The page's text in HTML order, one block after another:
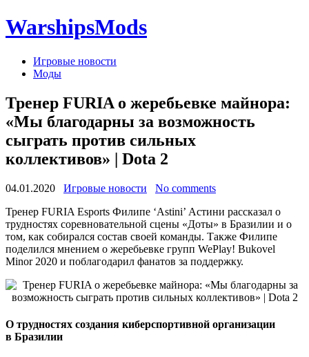
WarshipsMods
Игровые новости
Моды
Тренер FURIA о жеребьевке майнора:
«Мы благодарны за возможность
сыграть против сильных
коллективов» | Dota 2
04.01.2020 Игровые новости
No comments
Тренер FURIA Esports Филипе ‘Astini’ Астини рассказал о
трудностях соревновательной сцены «Доты» в Бразилии и о
том, как собирался состав своей команды. Также Филипе
поделился мнением о жеребьевке групп WePlay! Bukovel
Minor 2020 и поблагодарил фанатов за поддержку.
О трудностях создания киберспортивной организации
в Бразилии